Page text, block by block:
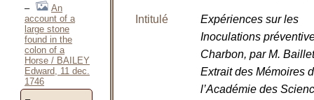
An
account of a
large stone
found in the
colon of a
Horse / BAILEY
Edward, 11 dec.
1746
Intitulé
Expériences sur les
Inoculations
Charbon, par M.
Extrait des Mémoires
l’Académie des